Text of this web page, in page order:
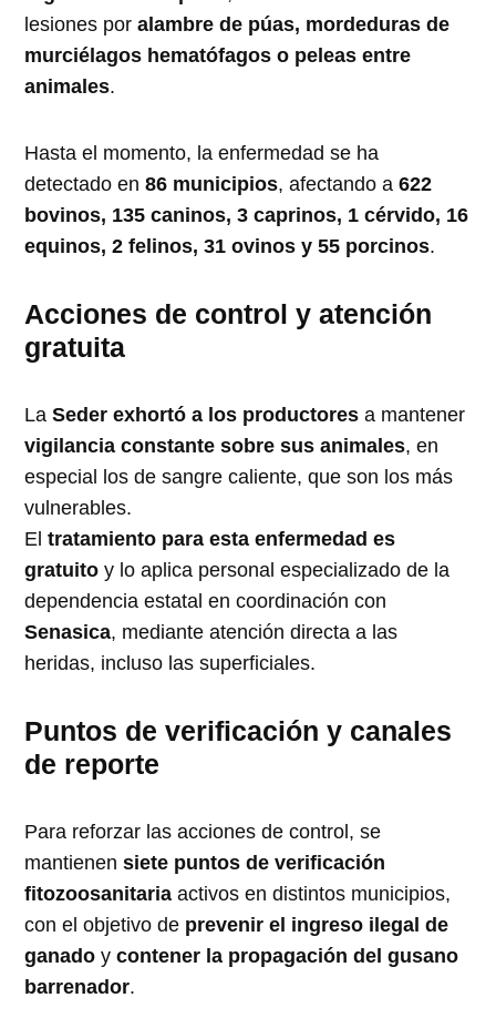
lesiones poralambre de púas, mordeduras de
murciélagos hematófagos o peleas entre
animales.
Hasta el momento, la enfermedad se ha
detectado en86 municipios, afectando a622
bovinos, 135 caninos, 3 caprinos, 1 cérvido, 16
equinos, 2 felinos, 31 ovinos y 55 porcinos.
Acciones de control y atención
gratuita
LaSeder exhortó a los productores a mantener
vigilancia constante sobre sus animales, en
especial los de sangre caliente, que son los más
vulnerables.
Eltratamiento para esta enfermedad es
gratuito y lo aplica personal especializado de la
dependencia estatal en coordinación con
Senasica, mediante atención directa a las
heridas, incluso las superficiales.
Puntos de verificación y canales
de reporte
Para reforzar las acciones de control, se
mantienensiete puntos de verificación
fitozoosanitaria activos en distintos municipios,
con el objetivo de prevenir el ingreso ilegal de
ganado ycontener la propagación del gusano
barrenador.